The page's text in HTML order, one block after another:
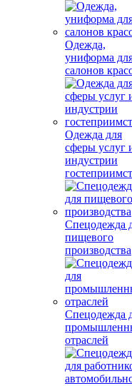
Одежда,
униформа
салонов
Одежда для
сферы услуг
индустрии
Спецодежда
пищевого
производства
Спецодежда
отраслей